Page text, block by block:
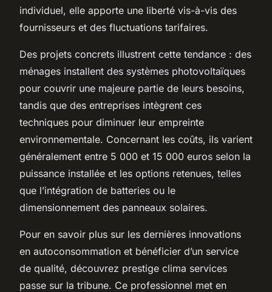
individuel, elle apporte une liberté vis-à-vis des
fournisseurs et des fluctuations tarifaires.
Des projets concrets illustrent cette tendance : des
ménages installent des systèmes photovoltaïques
pour couvrir une majeure partie de leurs besoins,
tandis que des entreprises intègrent ces
techniques pour diminuer leur empreinte
environnementale. Concernant les coûts, ils varient
généralement entre 5 000 et 15 000 euros selon la
puissance installée et les options retenues, telles
que l’intégration de batteries ou le
dimensionnement des panneaux solaires.
Pour en savoir plus sur les dernières innovations
en autoconsommation et bénéficier d’un service
de qualité, découvrez prestige clima services
passe sur la tribune. Ce professionnel met en